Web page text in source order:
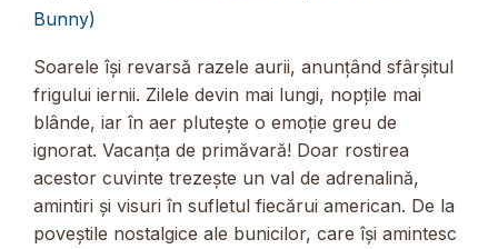
Bunny)
Soarele își revarsă razele aurii, anunțând sfârșitul
frigului iernii. Zilele devin mai lungi, nopțile mai
blânde, iar în aer plutește o emoție greu de
ignorat. Vacanța de primăvară! Doar rostirea
acestor cuvinte trezește un val de adrenalină,
amintiri și visuri în sufletul fiecărui american. De la
poveștile nostalgice ale bunicilor, care își amintesc